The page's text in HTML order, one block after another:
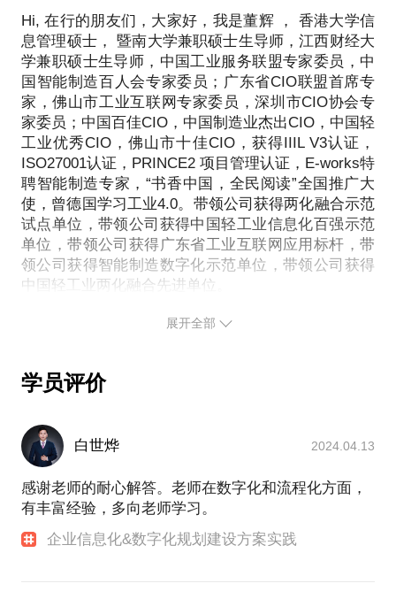
里如何稳定过渡。
3、路径方法
如何通过信息技术优化企业管理流程、整合企业资
源、实现数字信息的迅速传递和响应、实现数字管理
的协同运作和数据的科学分析，推进企业技术改进和
品牌提升，是许多企业面临的重要课题。
3、案例实战
重点分享某国企十四五数字化之路（22页），某流程
行业头部企业数字化规划方案（80页），某电子行业
头部信息化建设方案（52页）
4、精华干化
通过分享，了解从战略，从愿景，精神到企业产品，
最后落地执行到IT的全方位的基到PDCA的前端营销
Hi, 在行的朋友们，大家好，我是董辉 ， 香港大学信
息管理硕士， 暨南大学兼职硕士生导师，江西财经大
学兼职硕士生导师，中国工业服务联盟专家委员，中
国智能制造百人会专家委员；广东省CIO联盟首席专
家，佛山市工业互联网专家委员，深圳市CIO协会专
家委员；中国百佳CIO，中国制造业杰出CIO，中国轻
工业优秀CIO，佛山市十佳CIO，获得IIIL V3认证，
ISO27001认证，PRINCE2 项目管理认证，E-works特
聘智能制造专家，“书香中国，全民阅读”全国推广大
使，曾德国学习工业4.0。带领公司获得两化融合示范
试点单位，带领公司获得中国轻工业信息化百强示范
单位，带领公司获得广东省工业互联网应用标杆，带
领公司获得智能制造数字化示范单位，带领公司获得
中国轻工业两化融合先进单位。
拥有18年以上企业数字化，信息化的经验，擅长IT战
数字化，工业互联网，智能制造有深刻的理解。曾任
裁助理，18年生产制造信息化工作经验， 12年分销渠
道信息化工作经验，10年零售终端信息化工作经验，
3年海外工作经验；曾参与重点项目：SAP ECC 6.0，
Oracle EBS，OA办公协同，CRM客户关系，MES制
造执行，WMS立体仓库，OCP新零售全渠道，SCM
供应链管理，FSSC财务共享中心，HRBP人力资源，
BI大数据分析，IOT物联网等项目规划与建设。
展开全部
学员评价
白世烨 2024.04.13
感谢老师的耐心解答。老师在数字化和流程化方面，
有丰富经验，多向老师学习。
企业信息化&数字化规划建设方案实践